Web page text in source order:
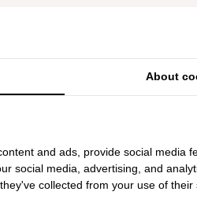
Wij hebben geen fysieke stenen
u van harte welkom In Zutphen! U kunt u
wij er zeker van zijn dat er iemand
About
and ads, provide social media
social media, advertising, and
collected from your use of their